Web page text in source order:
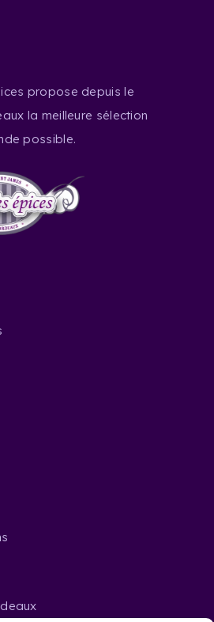
propose depuis le
la meilleure sélection
possible.